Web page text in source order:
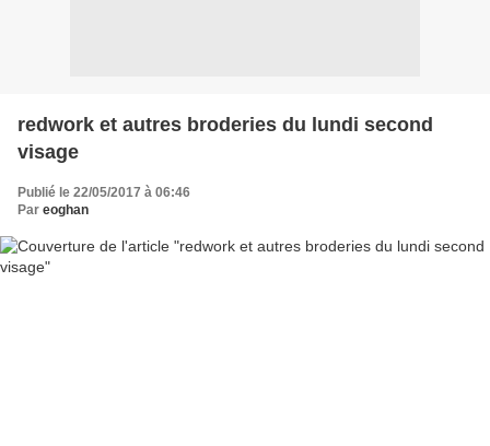
redwork et autres broderies du lundi second
visage
Publié le 22/05/2017 à 06:46
Par eoghan